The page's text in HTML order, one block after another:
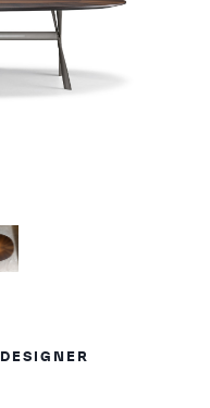
DESIGNER